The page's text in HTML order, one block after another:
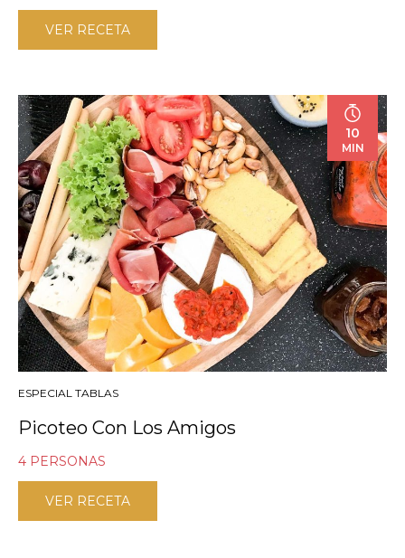
VER RECETA
10
MIN
ESPECIAL TABLAS
Picoteo Con Los Amigos
4 PERSONAS
VER RECETA